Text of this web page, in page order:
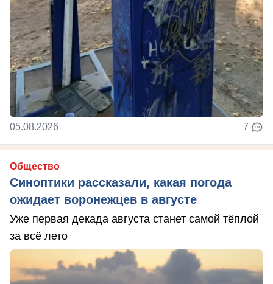
05.08.2026 7
Общество
Синоптики рассказали, какая погода
ожидает воронежцев в августе
Уже первая декада августа станет самой тёплой
за всё лето